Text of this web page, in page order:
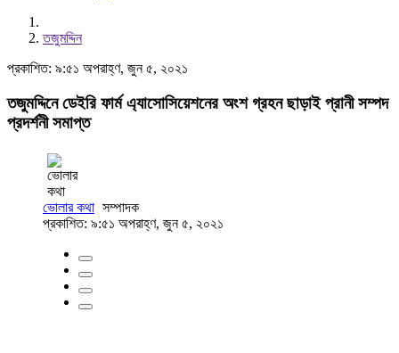
তজুমদ্দিন
প্রকাশিত: ৯:৫১ অপরাহ্ণ, জুন ৫, ২০২১
তজুমদ্দিনে ডেইরি ফার্ম এ্যাসোসিয়েশনের অংশ গ্রহন ছাড়াই প্রানী সম্পদ
প্রদর্শনী সমাপ্ত
ভোলার কথা সম্পাদক
প্রকাশিত: ৯:৫১ অপরাহ্ণ, জুন ৫, ২০২১